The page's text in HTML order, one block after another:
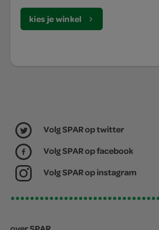
kies je winkel
Volg SPAR op twitter
Volg SPAR op facebook
Volg SPAR op instagram